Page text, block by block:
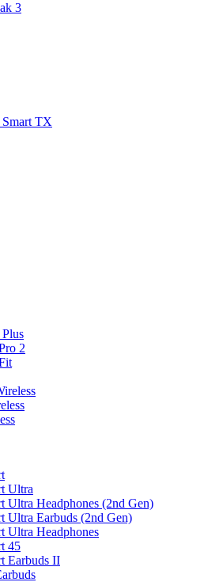
3
TX
2
Ultra
Ultra Headphones (2nd Gen)
Ultra Earbuds (2nd Gen)
Ultra Headphones
45
Earbuds II